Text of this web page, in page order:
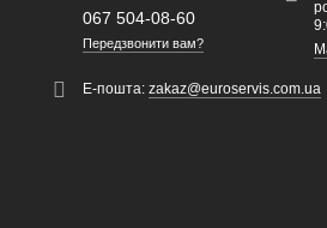
067 504-08-60
Передзвонити вам?
Е-пошта:zakaz@euroservis.com.ua